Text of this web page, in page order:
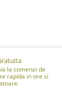
la comenzi de
rapida in ore si